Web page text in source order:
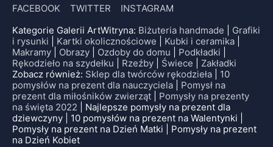
FACEBOOK
TWITTER
INSTAGRAM
Kategorie Galerii ArtWitryna: Biżuteria handmade
Grafiki
i rysunki
Kartki okolicznościowe Kubki i ceramika
Makramy
Obrazy Ozdoby do domu Podkładki
Rękodzieło na szydełku
Rzeźby Świece
Zakładki
Zobacz również: Sklep dla twórców rękodzieła
10
pomysłów na prezent dla nauczyciela
Pomysł na
prezent dla miłośników zwierząt
Pomysły na prezenty
na święta 2022 | Najlepsze pomysły na prezent dla
dziewczyny | 10 pomysłów na prezent na Walentynki |
Pomysły na prezent na Dzień Matki | Pomysły na prezent
na Dzień Kobiet